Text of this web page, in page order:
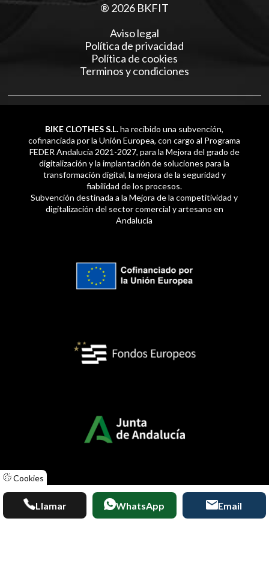
® 2026 BKFIT
Aviso legal
Política de privacidad
Política de cookies
Terminos y condiciones
BIKE CLOTHES S.L.ha recibido una subvención,
cofinanciada por la Unión Europea, con cargo al Programa
FEDER Andalucía 2021-2027, para la Mejora del grado de
digitalización y la implantación de soluciones para la
transformación digital, la mejora de la seguridad y
fiabilidad de los procesos.
Subvención destinada a la Mejora de la competitividad y
digitalización del sector comercial y artesano en
Andalucía
Cookies
Llamar WhatsApp Email